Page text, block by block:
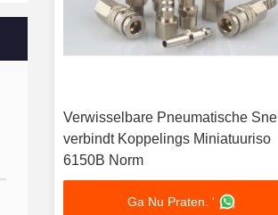
Verwisselbare Pneumatische Snel
verbindt Koppelings Miniatuuriso
6150B Norm
Ga Nu Praten. '